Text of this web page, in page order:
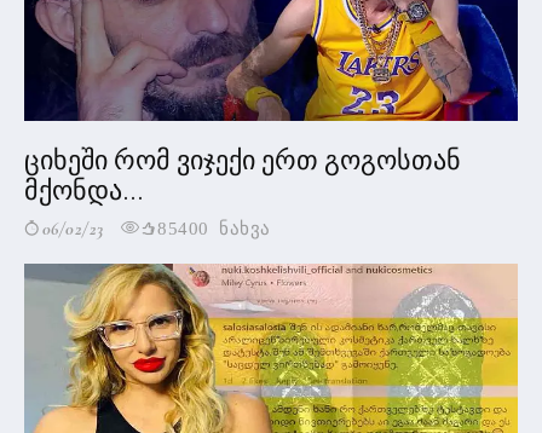
ციხეში რომ ვიჯექი ერთ გოგოსთან
მქონდა...
06/02/23 85400 ნახვა